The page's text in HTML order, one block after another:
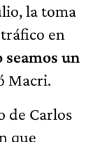
la toma
en
seamos un
Macri.
de Carlos
que